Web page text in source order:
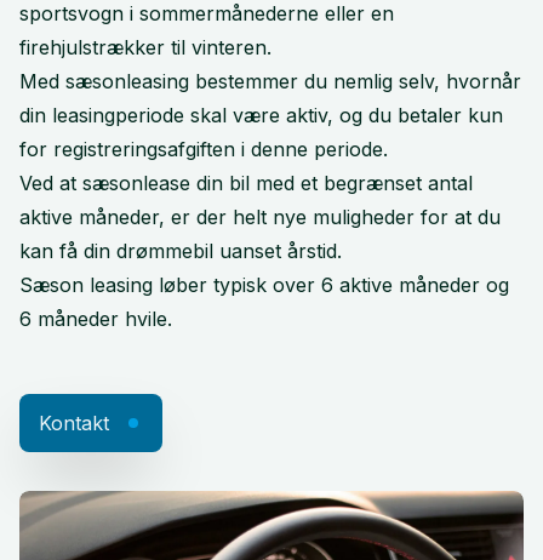
sportsvogn i sommermånederne eller en
firehjulstrækker til vinteren.
Med sæsonleasing bestemmer du nemlig selv, hvornår
din leasingperiode skal være aktiv, og du betaler kun
for registreringsafgiften i denne periode.
Ved at sæsonlease din bil med et begrænset antal
aktive måneder, er der helt nye muligheder for at du
kan få din drømmebil uanset årstid.
Sæson leasing løber typisk over 6 aktive måneder og
6 måneder hvile.
Kontakt